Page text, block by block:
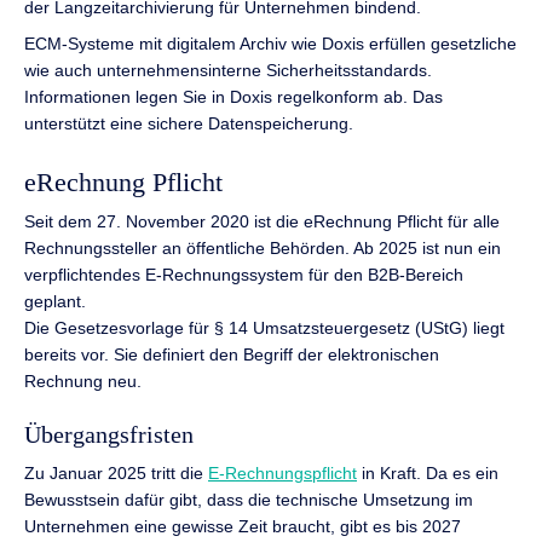
der Langzeitarchivierung für Unternehmen bindend.
ECM-Systeme mit digitalem Archiv wie Doxis erfüllen gesetzliche
wie auch unternehmensinterne Sicherheitsstandards.
Informationen legen Sie in Doxis regelkonform ab. Das
unterstützt eine sichere Datenspeicherung.
eRechnung Pflicht
Seit dem 27. November 2020 ist die eRechnung Pflicht für alle
Rechnungssteller an öffentliche Behörden. Ab 2025 ist nun ein
verpflichtendes E-Rechnungssystem für den B2B-Bereich
geplant.
Die Gesetzesvorlage für § 14 Umsatzsteuergesetz (UStG) liegt
bereits vor. Sie definiert den Begriff der elektronischen
Rechnung neu.
Übergangsfristen
Zu Januar 2025 tritt die E-Rechnungspflicht in Kraft. Da es ein
Bewusstsein dafür gibt, dass die technische Umsetzung im
Unternehmen eine gewisse Zeit braucht, gibt es bis 2027